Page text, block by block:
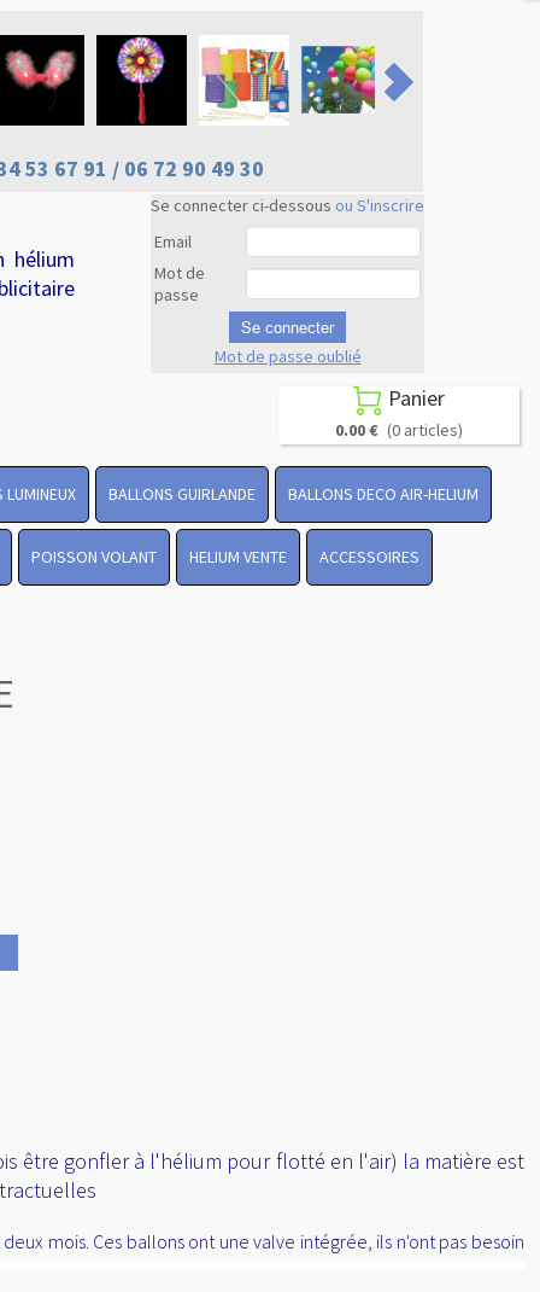
53 67 91 / 06 72 90 49 30
Se connecter ci-dessous ou S'inscrire
Email
Mot de
passe
Se connecter
Mot de passe oublié
hélium
 Panier
0.00 € (0 articles)
LUMINEUX BALLONS GUIRLANDE BALLONS DECO AIR-HELIUM
POISSON VOLANT HELIUM VENTE ACCESSOIRES
être gonfler à l'hélium pour flotté en l'air) la matière est
mois. Ces ballons ont une valve intégrée, ils n'ont pas besoin